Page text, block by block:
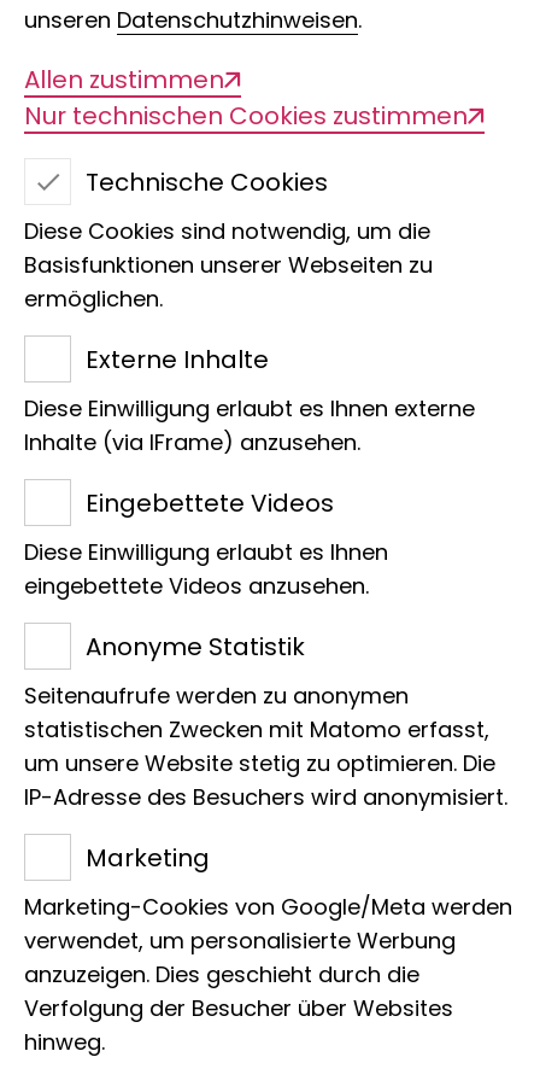
Peter Thomas Rühr
Sektion
Raiffeisenhaus
Adenauerallee 127
53113 Bonn
E-Mail:p.ruehr@leibniz-lib.de
Projekte
Zur Zeit liegen keine Projekte vor
Publikationen
unseren Datenschutzhinweisen.
Allen zustimmen
Nur technischen Cookies zustimmen
Technische Cookies
Diese Cookies sind notwendig, um die
Basisfunktionen unserer Webseiten zu
ermöglichen.
Externe Inhalte
Diese Einwilligung erlaubt es Ihnen externe
Inhalte (via IFrame) anzusehen.
Eingebettete Videos
Diese Einwilligung erlaubt es Ihnen
eingebettete Videos anzusehen.
Anonyme Statistik
Seitenaufrufe werden zu anonymen
statistischen Zwecken mit Matomo erfasst,
um unsere Website stetig zu optimieren. Die
IP-Adresse des Besuchers wird anonymisiert.
Marketing
Marketing-Cookies von Google/Meta werden
verwendet, um personalisierte Werbung
anzuzeigen. Dies geschieht durch die
Verfolgung der Besucher über Websites
hinweg.